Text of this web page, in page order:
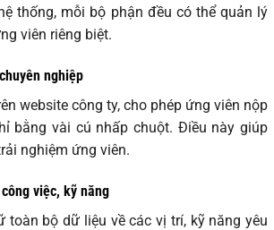
thống, mỗi bộ phận đều có thể quản lý
viên riêng biệt.
nghiệp
website công ty, cho phép ứng viên nộp
bằng vài cú nhấp chuột. Điều này giúp
nghiệm ứng viên.
việc, kỹ năng
bộ dữ liệu về các vị trí, kỹ năng yêu